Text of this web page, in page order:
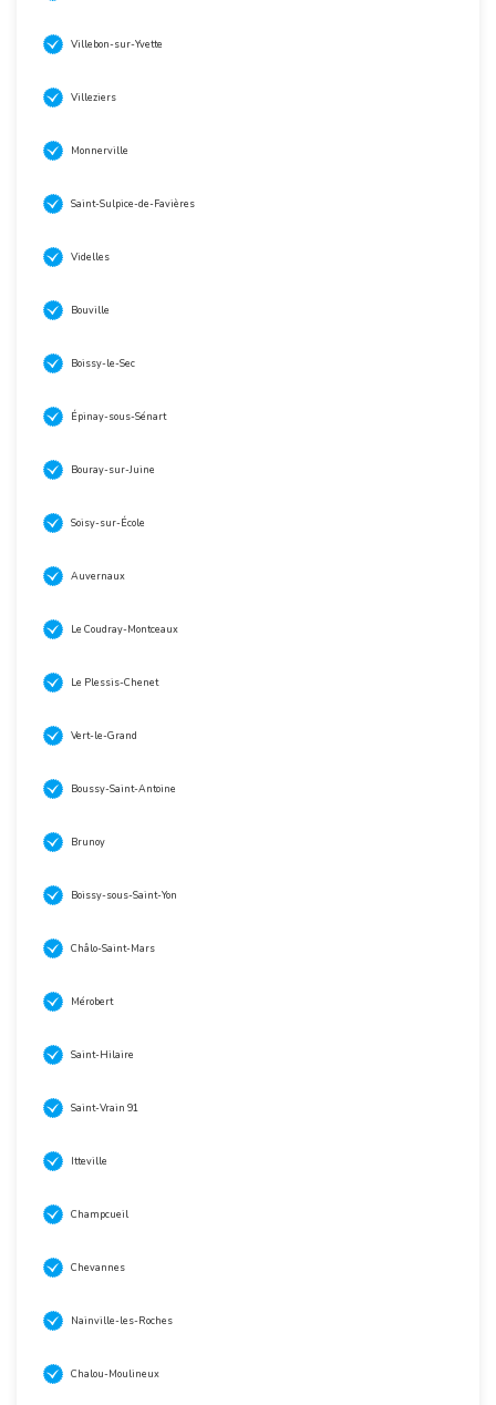
Villebon-sur-Yvette
Villeziers
Monnerville
Saint-Sulpice-de-Favières
Videlles
Bouville
Boissy-le-Sec
Épinay-sous-Sénart
Bouray-sur-Juine
Soisy-sur-École
Auvernaux
Le Coudray-Montceaux
Le Plessis-Chenet
Vert-le-Grand
Boussy-Saint-Antoine
Brunoy
Boissy-sous-Saint-Yon
Châlo-Saint-Mars
Mérobert
Saint-Hilaire
Saint-Vrain 91
Itteville
Champcueil
Chevannes
Nainville-les-Roches
Chalou-Moulineux